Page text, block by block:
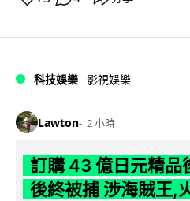
科技娛樂 影視娛樂
Lawton 2 小時
訂購 43 億日元精品
後終被捕 涉海賊王,